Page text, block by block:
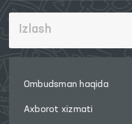
Ombudsman haqida
Axborot xizmati